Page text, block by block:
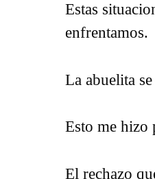
Estas
enfrentamos.
La abuelita
Esto me hizo
El rechazo